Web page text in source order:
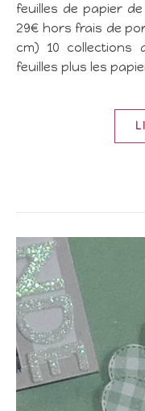
feuilles de papier
29€ hors frais de
cm) 10
feuilles plus les